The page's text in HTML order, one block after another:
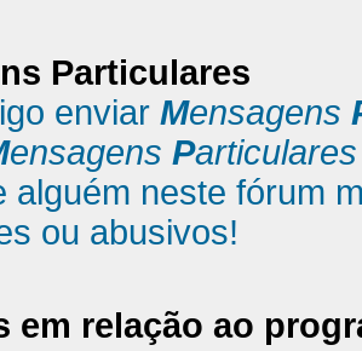
Particulares
enviar Mensagens
ensagens Particulares
alguém neste fórum
ou abusivos!
em relação ao